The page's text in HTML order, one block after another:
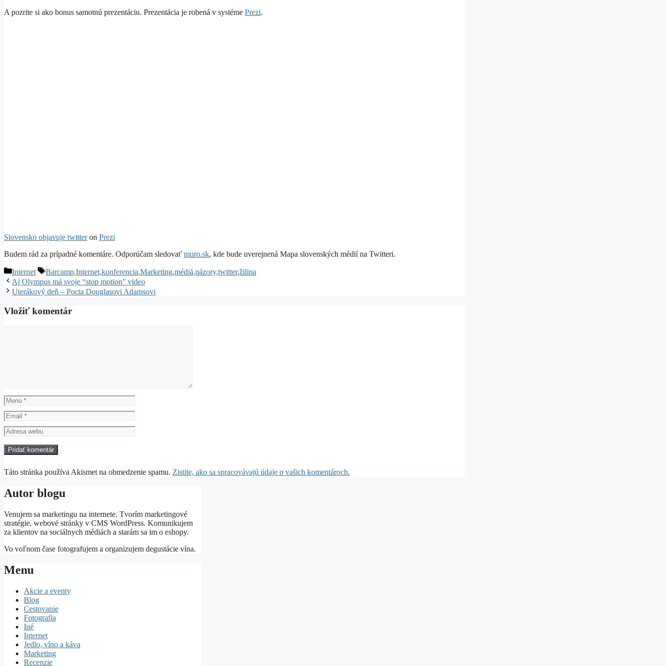
A pozrite si ako bonus samotnú prezentáciu. Prezentácia je robená v systéme Prezi.
Slovensko objavuje twitteron Prezi
Budem rád za prípadné komentáre. Odporúčam sledovať muro.sk, kde bude uverejnená Mapa slovenských médií na Twitteri.
Kategórie
Internet Značky
Barcamp,Internet,konferencia,Marketing,médiá,názory,twitter,žilina
Aj Olympus má svoje “stop motion” video
Uterákový deň – Pocta Douglasovi Adamsovi
Vložiť komentár
Meno
Email
Adresa
webu
Táto stránka používa Akismet na obmedzenie spamu. Zistite, ako sa spracovávajú údaje o vašich komentároch.
Autor blogu
Venujem sa marketingu na internete. Tvorím marketingové
stratégie, webové stránky v CMS WordPress. Komunikujem
za klientov na sociálnych médiách a starám sa im o eshopy.
Vo voľnom čase fotografujem a organizujem degustácie vína.
Menu
Akcie a eventy
Blog
Cestovanie
Fotografia
Iné
Internet
Jedlo, víno a káva
Marketing
Recenzie